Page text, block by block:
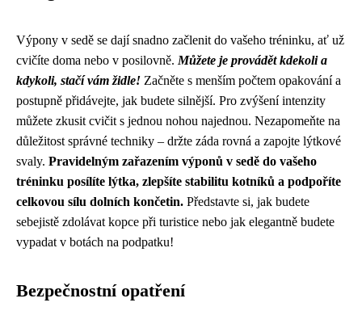
Výpony v sedě se dají snadno začlenit do vašeho tréninku, ať už
cvičíte doma nebo v posilovně. Můžete je provádět kdekoli a
kdykoli, stačí vám židle! Začněte s menším počtem opakování a
postupně přidávejte, jak budete silnější. Pro zvýšení intenzity
můžete zkusit cvičit s jednou nohou najednou. Nezapomeňte na
důležitost správné techniky – držte záda rovná a zapojte lýtkové
svaly. Pravidelným zařazením výponů v sedě do vašeho
tréninku posílíte lýtka, zlepšíte stabilitu kotníků a podpoříte
celkovou sílu dolních končetin. Představte si, jak budete
sebejistě zdolávat kopce při turistice nebo jak elegantně budete
vypadat v botách na podpatku!
Bezpečnostní opatření